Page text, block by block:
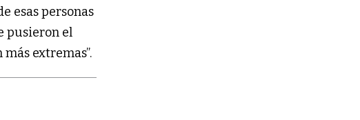
esas personas
pusieron el
extremas”.